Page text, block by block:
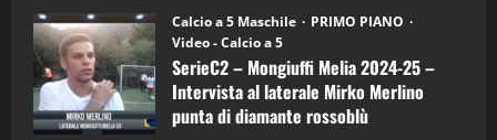
6)
–
Intervista
a
mister
Arturo
Carciotto
(Mongiuffi
Calcio a 5 Maschile
PRIMO PIANO
Video - Calcio a 5
SerieC2 – Mongiuffi Melia 2024-25 –
Intervista al laterale Mirko Merlino
punta di diamante rossoblù
4
“SportEmpire” in Podcast: 27^ Puntata
(Martedi 14 Aprile 2026)
15/04/2026